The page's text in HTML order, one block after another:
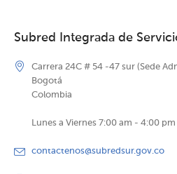
Subred Integrada de
Carrera 24C # 54 -47 sur (Sede
Bogotá
Colombia
Lunes a Viernes 7:00 am - 4:00 pm
contactenos@subredsur.gov.co